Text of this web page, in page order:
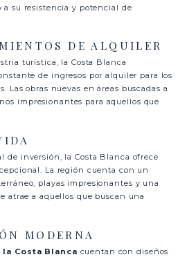
su resistencia y potencial de
DE ALQUILER
turística, la Costa Blanca
de ingresos por alquiler para los
Las obras nuevas en áreas buscadas a
impresionantes para aquellos que
de inversión, la Costa Blanca ofrece
La región cuenta con un
playas impresionantes y una
atrae a aquellos que buscan una
MODERNA
Costa Blanca cuentan con diseños